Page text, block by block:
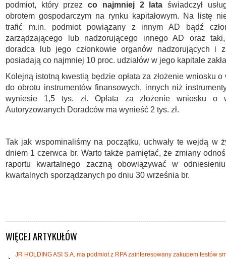
podmiot, który przezco najmniej 2 lata świadczył
obrotem gospodarczym na rynku kapitałowym. Na listę
trafić m.in. podmiot powiązany z innym AD bądź
zarządzającego lub nadzorującego innego AD oraz
doradca lub jego członkowie organów nadzorujących i
posiadają co najmniej 10 proc. udziałów w jego kapitale
Kolejną istotną kwestią będzie opłata za złożenie wniosku
do obrotu instrumentów finansowych, innych niż
wyniesie 1,5 tys. zł. Opłata za złożenie wniosku o
Autoryzowanych Doradców ma wynieść 2 tys. zł.
Tak jak wspominaliśmy na początku, uchwały te wejdą w
dniem 1 czerwca br. Warto także pamiętać, że zmiany
raportu kwartalnego zaczną obowiązywać w
kwartalnych sporządzanych po dniu 30 września br.
WIĘCEJ ARTYKUŁÓW
JR HOLDING ASI S.A. ma podmiot z RPA zainteresowany zakupem testów